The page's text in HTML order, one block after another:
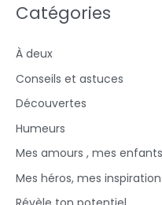
Catégories
À deux
Conseils et astuces
Découvertes
Humeurs
Mes amours , mes enfants
Mes héros, mes